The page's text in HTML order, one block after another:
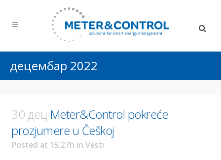
децембар 2022
30 дец Meter&Control pokreće
prozjumere u Češkoj
Posted at 15:27h in Vesti